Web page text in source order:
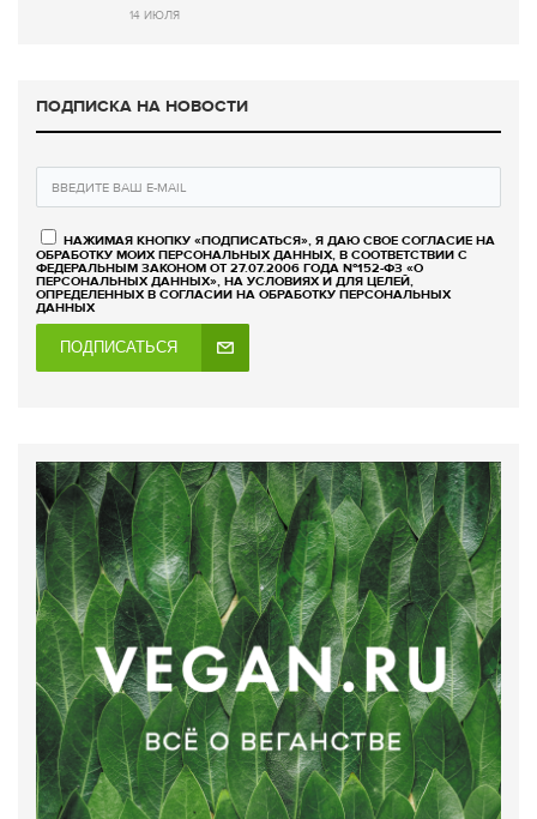
14 ИЮЛЯ
ПОДПИСКА НА НОВОСТИ
НАЖИМАЯ КНОПКУ «ПОДПИСАТЬСЯ», Я ДАЮ СВОЕ СОГЛАСИЕ НА
ОБРАБОТКУ МОИХ ПЕРСОНАЛЬНЫХ ДАННЫХ, В СООТВЕТСТВИИ С
ФЕДЕРАЛЬНЫМ ЗАКОНОМ ОТ 27.07.2006 ГОДА №152-ФЗ «О
ПЕРСОНАЛЬНЫХ ДАННЫХ», НА УСЛОВИЯХ И ДЛЯ ЦЕЛЕЙ,
ОПРЕДЕЛЕННЫХ В СОГЛАСИИ НА ОБРАБОТКУ ПЕРСОНАЛЬНЫХ
ДАННЫХ
ПОДПИСАТЬСЯ